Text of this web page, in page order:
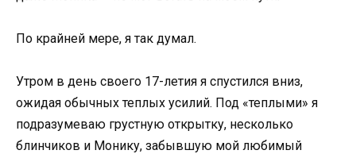
По крайней мере, я так думал.
Утром в день своего 17-летия я спустился вниз,
ожидая обычных теплых усилий. Под «теплыми» я
подразумеваю грустную открытку, несколько
блинчиков и Монику, забывшую мой любимый